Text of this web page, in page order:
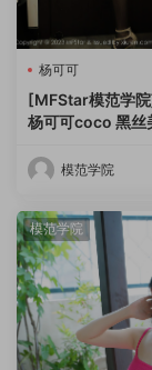
杨可可
[MFStar模范学
杨可可coco 黑丝
模范学院
模范学院